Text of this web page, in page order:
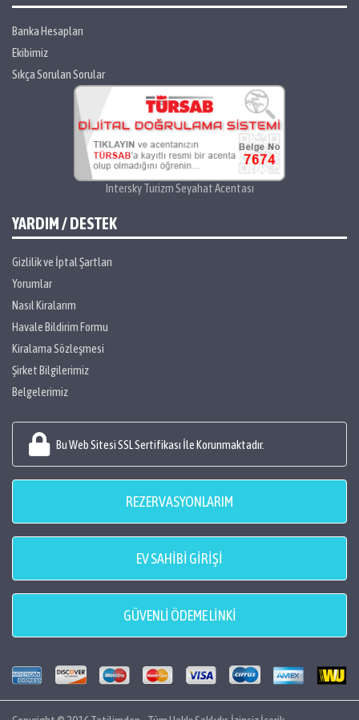
Banka Hesapları
Ekibimiz
Sıkça Sorulan Sorular
Intersky Turizm Seyahat Acentası
YARDIM / DESTEK
Gizlilik ve İptal Şartları
Yorumlar
Nasıl Kiralarım
Havale Bildirim Formu
Kiralama Sözleşmesi
Şirket Bilgilerimiz
Belgelerimiz
Bu Web Sitesi SSL Sertifikası İle Korunmaktadır.
REZERVASYONLARIM
EV SAHİBİ GİRİŞİ
GÜVENLİ ÖDEME LİNKİ